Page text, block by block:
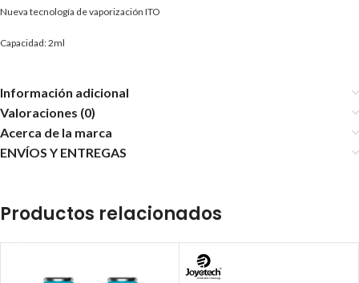
Nueva tecnología de vaporización ITO
Capacidad: 2ml
Información adicional
Valoraciones (0)
Acerca de la marca
ENVÍOS Y ENTREGAS
Productos relacionados